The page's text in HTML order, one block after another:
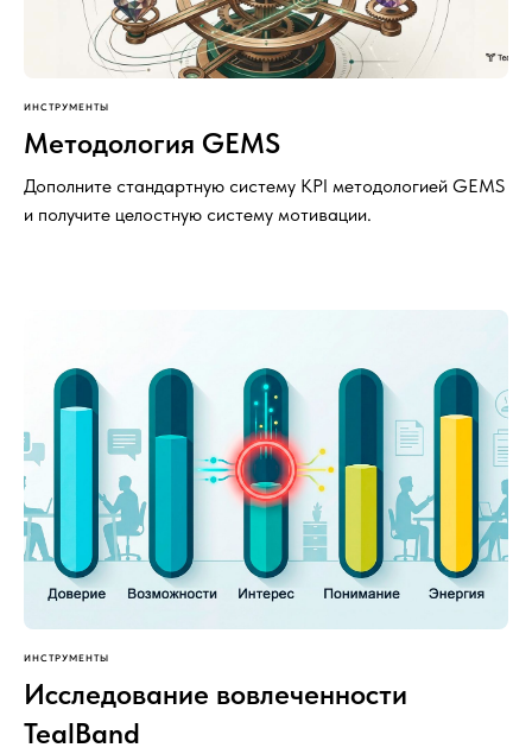
ИНСТРУМЕНТЫ
Методология GEMS
Дополните стандартную систему KPI методологией GEMS
и получите целостную систему мотивации.
ИНСТРУМЕНТЫ
Исследование вовлеченности
TealBand